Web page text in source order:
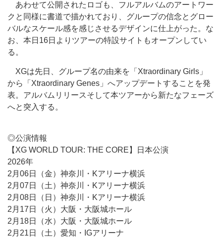
あわせて公開されたロゴも、フルアルバムのアートワー
クと同様に書道で描かれており、グループの信念とグロー
バルなスケール感を感じさせるデザインに仕上がった。な
お、本日16日よりツアーの特設サイトもオープンしてい
る。
XGは先日、グループ名の由来を「Xtraordinary Girls」
から「Xtraordinary Genes」へアップデートすることを発
表。アルバムリリースそして本ツアーから新たなフェーズ
へと突入する。
◎公演情報
【XG WORLD TOUR: THE CORE】日本公演
2026年
2月06日（金）神奈川・Kアリーナ横浜
2月07日（土）神奈川・Kアリーナ横浜
2月08日（日）神奈川・Kアリーナ横浜
2月17日（火）大阪・大阪城ホール
2月18日（水）大阪・大阪城ホール
2月21日（土）愛知・IGアリーナ